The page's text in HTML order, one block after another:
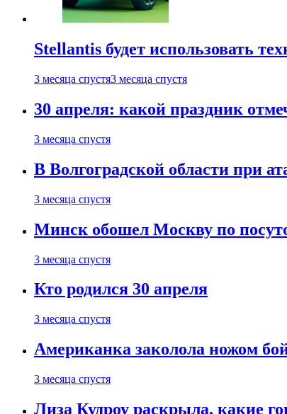
Stellantis будет использовать
3 месяца спустя3 месяца спустя
30 апреля: какой праздник
3 месяца спустя
В Волгоградской области при
3 месяца спустя
Минск обошел Москву по
3 месяца спустя
Кто родился 30 апреля
3 месяца спустя
Американка заколола ножом
3 месяца спустя
Лиза Кудроу раскрыла, какие